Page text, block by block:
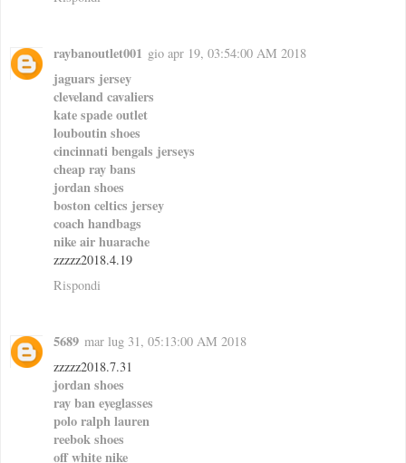
raybanoutlet001 gio apr 19, 03:54:00 AM 2018
jaguars jersey
cleveland cavaliers
kate spade outlet
louboutin shoes
cincinnati bengals jerseys
cheap ray bans
jordan shoes
boston celtics jersey
coach handbags
nike air huarache
zzzzz2018.4.19
Rispondi
5689 mar lug 31, 05:13:00 AM 2018
zzzzz2018.7.31
jordan shoes
ray ban eyeglasses
polo ralph lauren
reebok shoes
off white nike